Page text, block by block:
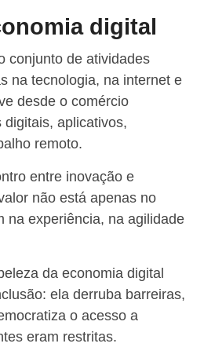
digital
conjunto de atividades
na tecnologia, na internet e
desde o comércio
aplicativos,
remoto.
entre inovação e
não está apenas no
na experiência, na agilidade
da economia digital
ela derruba barreiras,
o acesso a
eram restritas.